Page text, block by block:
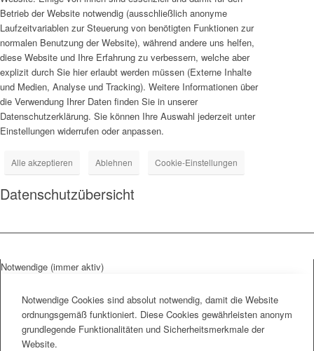
Betrieb der Website notwendig (ausschließlich anonyme
Laufzeitvariablen zur Steuerung von benötigten Funktionen zur
normalen Benutzung der Website), während andere uns helfen,
diese Website und Ihre Erfahrung zu verbessern, welche aber
explizit durch Sie hier erlaubt werden müssen (Externe Inhalte
und Medien, Analyse und Tracking). Weitere Informationen über
die Verwendung Ihrer Daten finden Sie in unserer
Datenschutzerklärung. Sie können Ihre Auswahl jederzeit unter
Einstellungen widerrufen oder anpassen.
Alle akzeptieren Ablehnen Cookie-Einstellungen
Datenschutzübersicht
Notwendige (immer aktiv)
Notwendige Cookies sind absolut notwendig, damit die Website
ordnungsgemäß funktioniert. Diese Cookies gewährleisten anonym
grundlegende Funktionalitäten und Sicherheitsmerkmale der
Website.